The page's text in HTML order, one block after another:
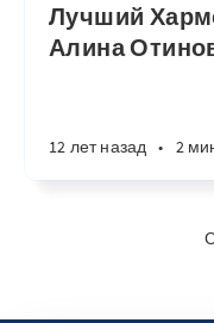
Лучший
Алина
12 лет назад • 2